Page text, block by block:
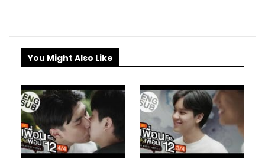
You Might Also Like